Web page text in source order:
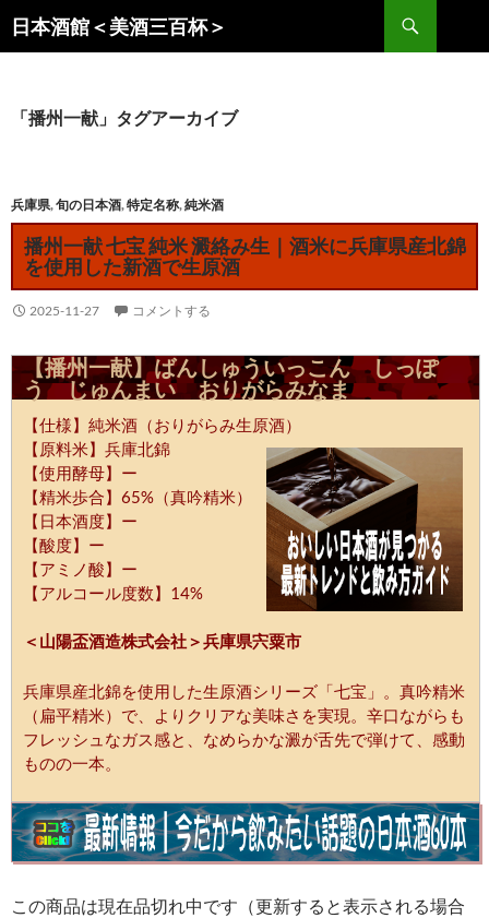
ン
キ
ッ
日本酒館＜美酒三百杯＞
索
「播州一献」タグアーカイブ
兵庫県,旬の日本酒,特定名称,純米酒
播州一献 七宝 純米 澱絡み生｜酒米に兵庫県産北錦
を使用した新酒で生原酒
2025-11-27 コメントする
【播州一献】ばんしゅういっこん しっぽ
う じゅんまい おりがらみなま
【仕様】純米酒（おりがらみ生原酒）
【原料米】兵庫北錦
【使用酵母】ー
【精米歩合】65%（真吟精米）
【日本酒度】ー
【酸度】ー
【アミノ酸】ー
【アルコール度数】14%
＜山陽盃酒造株式会社＞兵庫県宍粟市
兵庫県産北錦を使用した生原酒シリーズ「七宝」。真吟精米
（扁平精米）で、よりクリアな美味さを実現。辛口ながらも
フレッシュなガス感と、なめらかな澱が舌先で弾けて、感動
ものの一本。
この商品は現在品切れ中です（更新すると表示される場合